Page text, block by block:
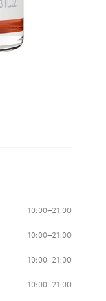
10:00–21:00
10:00–21:00
10:00–21:00
10:00–21:00